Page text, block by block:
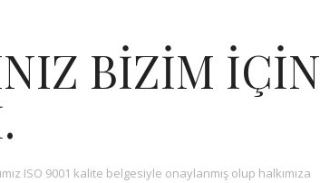
BİZİM İÇİN
ISO 9001 kalite belgesiyle onaylanmış olup halkımıza